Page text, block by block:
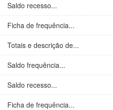
Saldo recesso...
Ficha de frequência...
Totais e descrição de...
Saldo frequência...
Saldo recesso...
Ficha de frequência...